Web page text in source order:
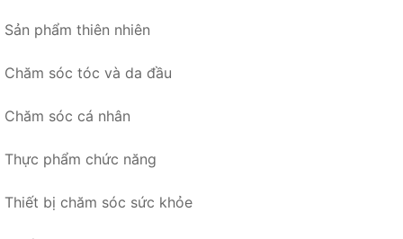
Sản phẩm thiên nhiên
Chăm sóc tóc và da đầu
Chăm sóc cá nhân
Thực phẩm chức năng
Thiết bị chăm sóc sức khỏe